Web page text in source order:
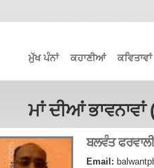
ਮੁੱਖ ਪੰਨਾਂ ਕਹਾਣੀਆਂ ਕਵਿਤਾਵਾਂ
ਮਾਂ ਦੀਆਂ ਭਾਵਨਾਵਾਂ
ਬਲਵੰਤ
Email: